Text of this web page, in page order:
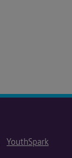
YouthSpark